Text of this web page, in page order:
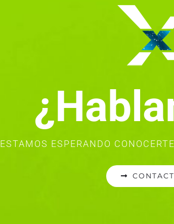
ESTAMOS ESPERANDO